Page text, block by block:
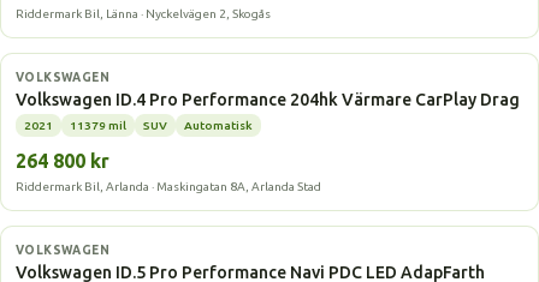
Riddermark Bil, Länna · Nyckelvägen 2, Skogås
Elbil
VOLKSWAGEN
Volkswagen ID.4 Pro Performance 204hk Värmare CarPlay Drag
2021 11379 mil SUV Automatisk
264 800 kr
Riddermark Bil, Arlanda · Maskingatan 8A, Arlanda Stad
Elbil
VOLKSWAGEN
Volkswagen ID.5 Pro Performance Navi PDC LED AdapFarth